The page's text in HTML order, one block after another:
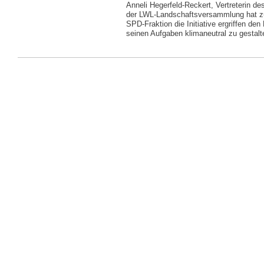
Anneli Hegerfeld-Reckert, Vertreterin
der LWL-Landschaftsversammlung hat
SPD-Fraktion die Initiative ergriffen den
seinen Aufgaben klimaneutral zu